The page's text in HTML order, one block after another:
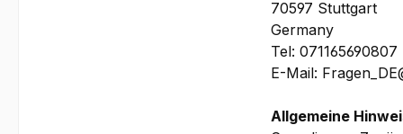
70597 Stuttgart
Germany
Tel: 071165690807
E-Mail:
Allgemeine